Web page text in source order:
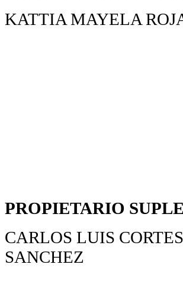
KATTIA MAYELA
PROPIETARIO
CARLOS LUIS
SANCHEZ